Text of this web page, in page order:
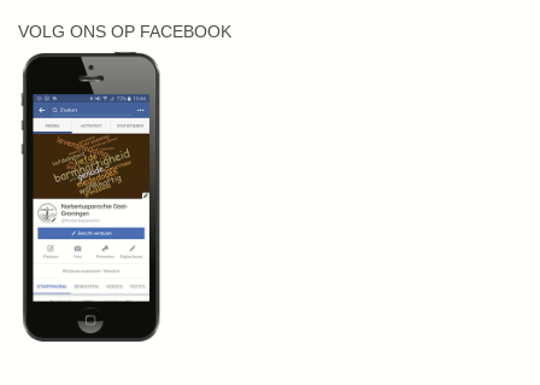
VOLG ONS OP FACEBOOK